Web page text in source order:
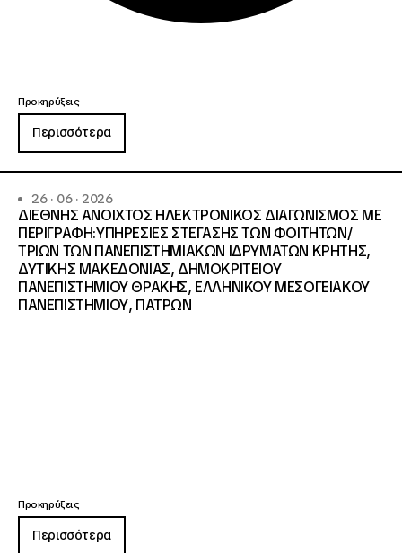
Προκηρύξεις
Περισσότερα
26 · 06 · 2026
ΔΙΕΘΝΗΣ ΑΝΟΙΧΤΟΣ ΗΛΕΚΤΡΟΝΙΚΟΣ ΔΙΑΓΩΝΙΣΜΟΣ ΜΕ
ΠΕΡΙΓΡΑΦΗ:ΥΠΗΡΕΣΙΕΣ ΣΤΕΓΑΣΗΣ ΤΩΝ ΦΟΙΤΗΤΩΝ/
ΤΡΙΩΝ ΤΩΝ ΠΑΝΕΠΙΣΤΗΜΙΑΚΩΝ ΙΔΡΥΜΑΤΩΝ KΡΗΤΗΣ,
ΔΥΤΙΚΗΣ ΜΑΚΕΔΟΝΙΑΣ, ΔΗΜΟΚΡΙΤΕΙΟΥ
ΠΑΝΕΠΙΣΤΗΜΙΟΥ ΘΡΑΚΗΣ, ΕΛΛΗΝΙΚΟΥ ΜΕΣΟΓΕΙΑΚΟΥ
ΠΑΝΕΠΙΣΤΗΜΙΟΥ, ΠΑΤΡΩΝ
Προκηρύξεις
Περισσότερα